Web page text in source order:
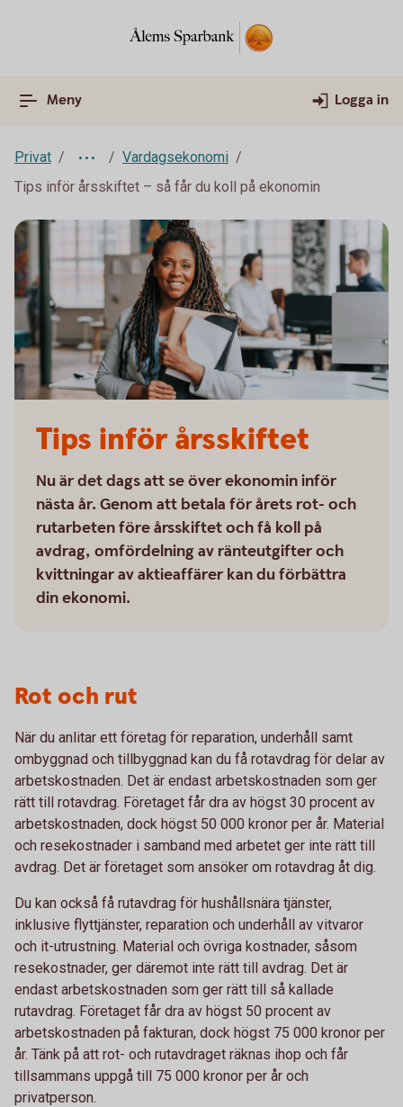
Meny Logga in
Privat
Vardagsekonomi
Tips inför årsskiftet – så får du koll på ekonomin
Tips inför årsskiftet
Nu är det dags att se över ekonomin inför
nästa år. Genom att betala för årets rot- och
rutarbeten före årsskiftet och få koll på
avdrag, omfördelning av ränteutgifter och
kvittningar av aktieaffärer kan du förbättra
din ekonomi.
Rot och rut
När du anlitar ett företag för reparation, underhåll samt
ombyggnad och tillbyggnad kan du få rotavdrag för delar av
arbetskostnaden. Det är endast arbetskostnaden som ger
rätt till rotavdrag. Företaget får dra av högst 30 procent av
arbetskostnaden, dock högst 50 000 kronor per år. Material
och resekostnader i samband med arbetet ger inte rätt till
avdrag. Det är företaget som ansöker om rotavdrag åt dig.
Du kan också få rutavdrag för hushållsnära tjänster,
inklusive flyttjänster, reparation och underhåll av vitvaror
och it-utrustning. Material och övriga kostnader, såsom
resekostnader, ger däremot inte rätt till avdrag. Det är
endast arbetskostnaden som ger rätt till så kallade
rutavdrag. Företaget får dra av högst 50 procent av
arbetskostnaden på fakturan, dock högst 75 000 kronor per
år. Tänk på att rot- och rutavdraget räknas ihop och får
tillsammans uppgå till 75 000 kronor per år och
privatperson.